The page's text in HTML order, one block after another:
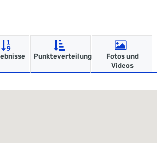
Punkteverteilung
Fotos und
Videos